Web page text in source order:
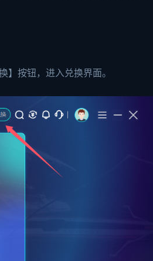
】按钮，进入兑换界面。